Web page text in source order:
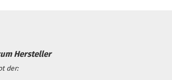
der: